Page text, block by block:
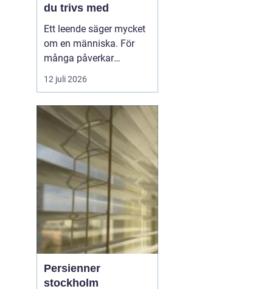
du trivs med
Ett leende säger mycket
om en människa. För
många påverkar
tändernas utseende
både självförtroendet
sociala situationer.
estetisk tandvård
handlar om att skapa
et...
12 juli 2026
Persienner
stockholm